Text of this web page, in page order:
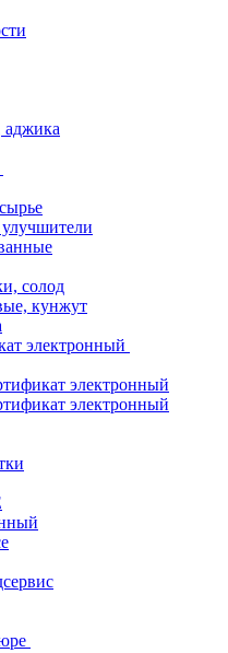
аджика
солод
кунжут
электронный
электронный
электронный